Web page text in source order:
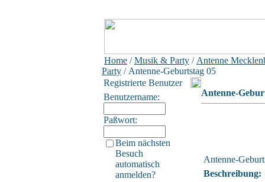
Home /Musik & Party / Antenne
Party / Antenne-Geburtstag 05
Registrierte Benutzer
Benutzername:
Paßwort:
Beim nächsten
Besuch
automatisch
anmelden?
Antenne-
Antenne-
Beschreibung: